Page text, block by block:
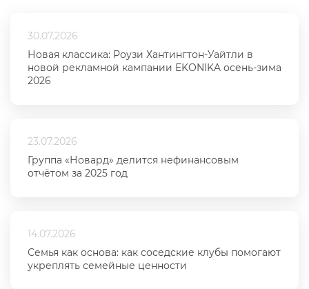
30.07.2026
Новая классика: Роузи Хантингтон-Уайтли в
новой рекламной кампании EKONIKA осень-зима
2026
23.07.2026
Группа «Новард» делится нефинансовым
отчётом за 2025 год
14.07.2026
Семья как основа: как соседские клубы помогают
укреплять семейные ценности